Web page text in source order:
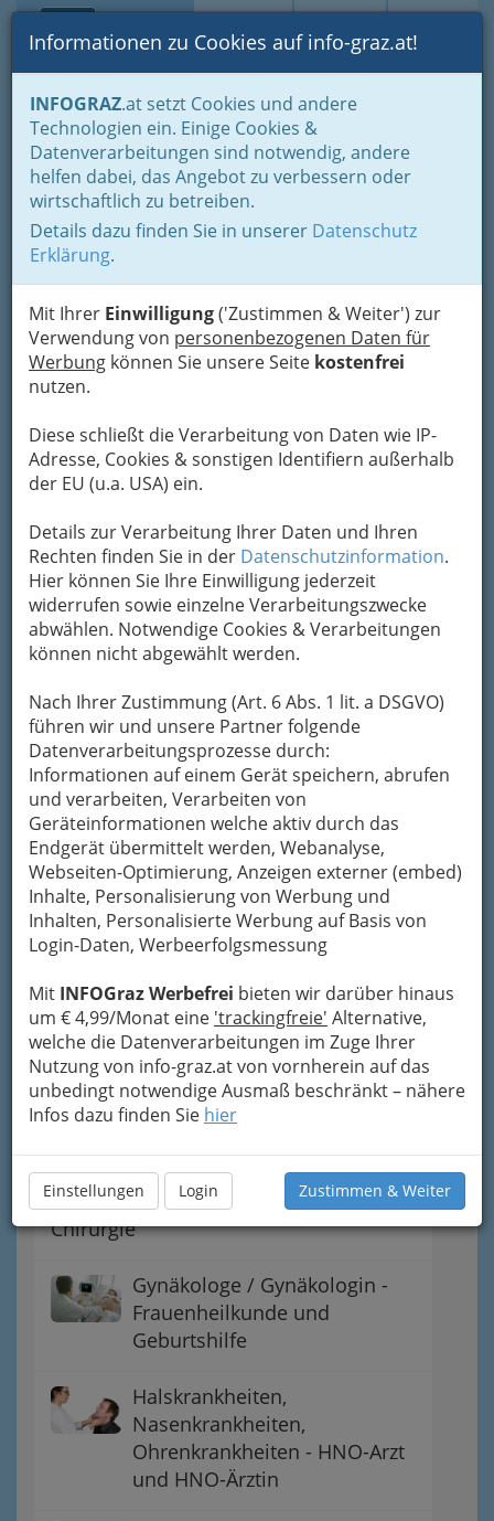
Suche Login Toggle
Informationen zu Cookies auf info-graz.at!
INFOGRAZ.at setzt Cookies und andere
Technologien ein. Einige Cookies &
Datenverarbeitungen sind notwendig, andere
helfen dabei, das Angebot zu verbessern oder
wirtschaftlich zu betreiben.
Details dazu finden Sie in unserer Datenschutz
Erklärung.
Mit Ihrer Einwilligung('Zustimmen & Weiter') zur
Verwendung von personenbezogenen Daten für
Werbung können Sie unsere Seite kostenfrei
nutzen.
Diese schließt die Verarbeitung von Daten wie IP-
Adresse, Cookies & sonstigen Identifiern außerhalb
der EU (u.a. USA) ein.
Details zur Verarbeitung Ihrer Daten und Ihren
Rechten finden Sie in der Datenschutzinformation.
Hier können Sie Ihre Einwilligung jederzeit
widerrufen sowie einzelne Verarbeitungszwecke
abwählen. Notwendige Cookies & Verarbeitungen
können nicht abgewählt werden.
Nach Ihrer Zustimmung (Art. 6 Abs. 1 lit. a DSGVO)
führen wir und unsere Partner folgende
Datenverarbeitungsprozesse durch:
Informationen auf einem Gerät speichern, abrufen
und verarbeiten, Verarbeiten von
Geräteinformationen welche aktiv durch das
Endgerät übermittelt werden, Webanalyse,
Webseiten-Optimierung, Anzeigen externer (embed)
Inhalte, Personalisierung von Werbung und
Inhalten, Personalisierte Werbung auf Basis von
Login-Daten, Werbeerfolgsmessung
Mit INFOGraz Werbefrei bieten wir darüber hinaus
um € 4,99/Monat eine 'trackingfreie' Alternative,
welche die Datenverarbeitungen im Zuge Ihrer
Nutzung von info-graz.at von vornherein auf das
unbedingt notwendige Ausmaß beschränkt – nähere
Infos dazu finden Sie hier
Einstellungen Login Zustimmen & Weiter
Home Branchen
Gesundheit und Soziales
Fachärzte und Fachärztinnen
Radiologie
a.o.Univ.Prof. Dr. Günther
Erich Klein
Harrachgasse 30, 8010 Graz
+43 664 443 47 66
Karte
Adresse mit Google Maps anschauen
Fachärzte und Fachärztinnen
Anästhesiologie u. Intensivmedizin
Augenarzt / Augenärztin:
Augenheilkunde, Optometrie
Kieferheilkunde
Chirurgie
Gynäkologe / Gynäkologin -
Frauenheilkunde und
Geburtshilfe
Halskrankheiten,
Nasenkrankheiten,
Ohrenkrankheiten - HNO-Arzt
und HNO-Ärztin